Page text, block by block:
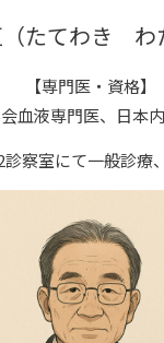
たてわき わ
【専門医・資格】
血液専門医、日本
察室にて一般診療